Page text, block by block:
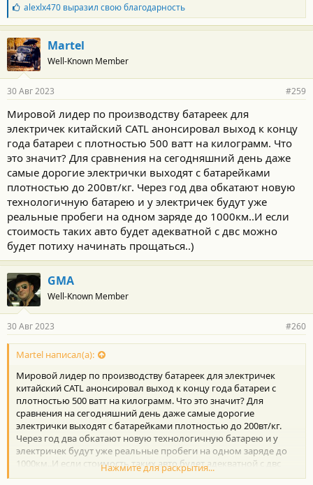
Б
л
а
г
о
д
а
н
с
т
и
:
alexlx470выразил свою благодарность
Martel
Well-Known Member
30 Авг 2023 #259
Мировой лидер по производству батареек для
электричек китайский CATL анонсировал выход к концу
года батареи с плотностью 500 ватт на килограмм. Что
это значит? Для сравнения на сегодняшний день даже
самые дорогие электрички выходят с батарейками
плотностью до 200вт/кг. Через год два обкатают новую
технологичную батарею и у электричек будут уже
реальные пробеги на одном заряде до 1000км..И если
стоимость таких авто будет адекватной с двс можно
будет потиху начинать прощаться..)
GMA
Well-Known Member
30 Авг 2023 #260
Martel написал(а):
Мировой лидер по производству батареек для электричек
китайский CATL анонсировал выход к концу года батареи с
плотностью 500 ватт на килограмм. Что это значит? Для
сравнения на сегодняшний день даже самые дорогие
электрички выходят с батарейками плотностью до 200вт/кг.
Через год два обкатают новую технологичную батарею и у
электричек будут уже реальные пробеги на одном заряде до
1000км..И если стоимость таких авто будет адекватной с двс
можно будет потиху начинать прощаться..)
Нажмите для раскрытия...